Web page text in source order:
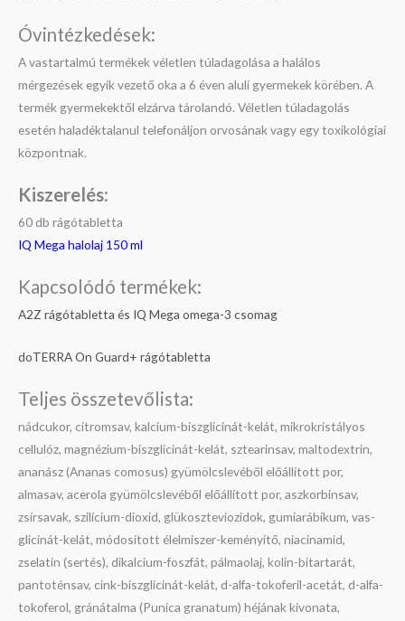
Óvintézkedések:
A vastartalmú termékek véletlen túladagolása a halálos
mérgezések egyik vezető oka a 6 éven aluli gyermekek körében. A
termék gyermekektől elzárva tárolandó. Véletlen túladagolás
esetén haladéktalanul telefonáljon orvosának vagy egy toxikológiai
központnak.
Kiszerelés:
60 db rágótabletta
IQ Mega halolaj 150 ml
Kapcsolódó termékek:
A2Z rágótabletta és IQ Mega omega-3 csomag
doTERRA On Guard+ rágótabletta
Teljes összetevőlista:
nádcukor, citromsav, kalcium-biszglicinát-kelát, mikrokristályos
cellulóz, magnézium-biszglicinát-kelát, sztearinsav, maltodextrin,
ananász (Ananas comosus) gyümölcslevéből előállított por,
almasav, acerola gyümölcslevéből előállított por, aszkorbinsav,
zsírsavak, szilícium-dioxid, glükoszteviozidok, gumiarábikum, vas-
glicinát-kelát, módosított élelmiszer-keményítő, niacinamid,
zselatin (sertés), dikalcium-foszfát, pálmaolaj, kolin-bitartarát,
pantoténsav, cink-biszglicinát-kelát, d-alfa-tokoferil-acetát, d-alfa-
tokoferol, gránátalma (Punica granatum) héjának kivonata,